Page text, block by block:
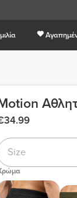
Size